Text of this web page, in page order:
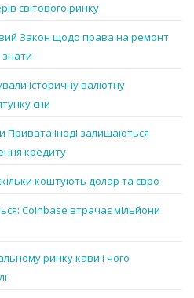
світового ринку
Закон щодо права на ремонт
історичну валютну
єни
Привата іноді залишаються
кредиту
коштують долар та євро
Coinbase втрачає мільйони
ринку кави і чого